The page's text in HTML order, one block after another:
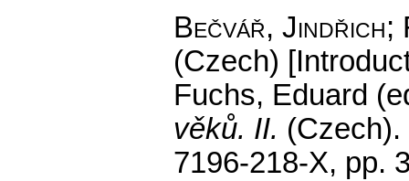
Bečvář, Jindřich;
(Czech)
Fuchs, Eduard
věků. II. (Czech).
7196-218-X, pp.